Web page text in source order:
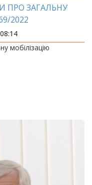
ПРО ЗАГАЛЬНУ
2022
мобілізацію